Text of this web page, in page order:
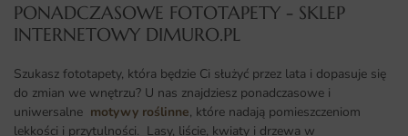
PONADCZASOWE FOTOTAPETY - SKLEP
INTERNETOWY DIMURO.PL​
Szukasz fototapety, która będzie Ci służyć przez lata i dopasuje się
do zmian we wnętrzu? U nas znajdziesz ponadczasowe i
uniwersalne motywy roślinne, które nadają pomieszczeniom
lekkości i przytulności. Lasy, liście, kwiaty i drzewa w